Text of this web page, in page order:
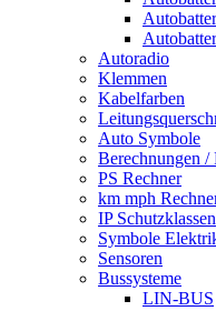
Autoradio
Klemmen
Kabelfarben
Auto Symbole
Berechnungen /
PS Rechner
km mph
IP Schutzklassen
Symbole
Sensoren
Bussysteme
LIN-BUS